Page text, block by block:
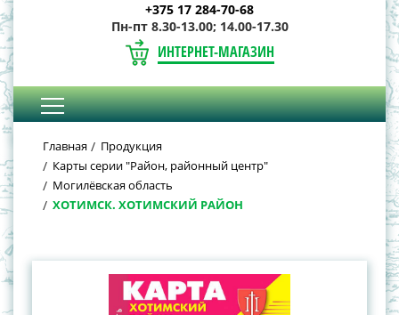
+375 17 284-70-68
Пн-пт 8.30-13.00; 14.00-17.30
ИНТЕРНЕТ-МАГАЗИН
Главная
Продукция
Карты серии "Район, районный центр"
Могилёвская область
ХОТИМСК. ХОТИМСКИЙ РАЙОН